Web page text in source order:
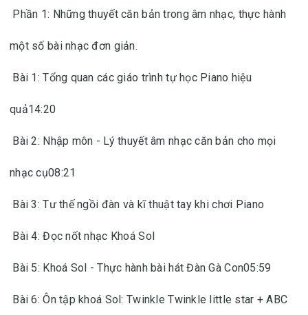
Phần 1: Những thuyết căn bản trong âm nhạc, thực hành
một số bài nhạc đơn giản.
Bài 1: Tổng quan các giáo trình tự học Piano hiệu
quả14:20
Bài 2: Nhập môn - Lý thuyết âm nhạc căn bản cho mọi
nhạc cụ08:21
Bài 3: Tư thế ngồi đàn và kĩ thuật tay khi chơi Piano
Bài 4: Đọc nốt nhạc Khoá Sol
Bài 5: Khoá Sol - Thực hành bài hát Đàn Gà Con05:59
Bài 6: Ôn tập khoá Sol: Twinkle Twinkle little star + ABC